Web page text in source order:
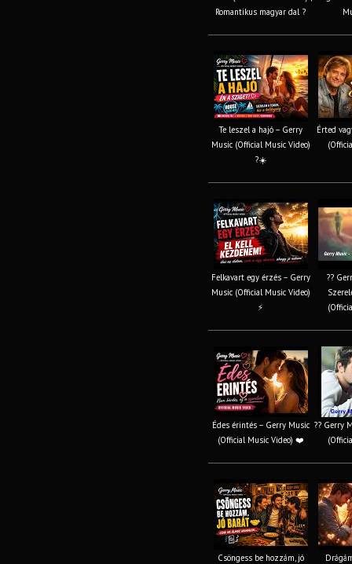
Romantikus magyar dal ?
Te leszel a hajó – Gerry
Music (Official Music Video)
?☀️
Érted
Felkavart egy érzés – Gerry
Music (Official Music Video)
⚡
??
Édes érintés – Gerry Music
(Official Music Video) ❤️
?? Gerry
Csöngess be hozzám, jó